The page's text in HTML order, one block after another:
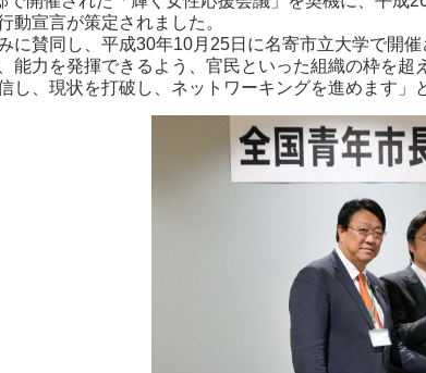
動宣言が策定されました。
に賛同し、平成30年10月25日に名寄市立大学で開
能力を発揮できるよう、官民といった組織の枠を
し、現状を打破し、ネットワーキングを進めます」